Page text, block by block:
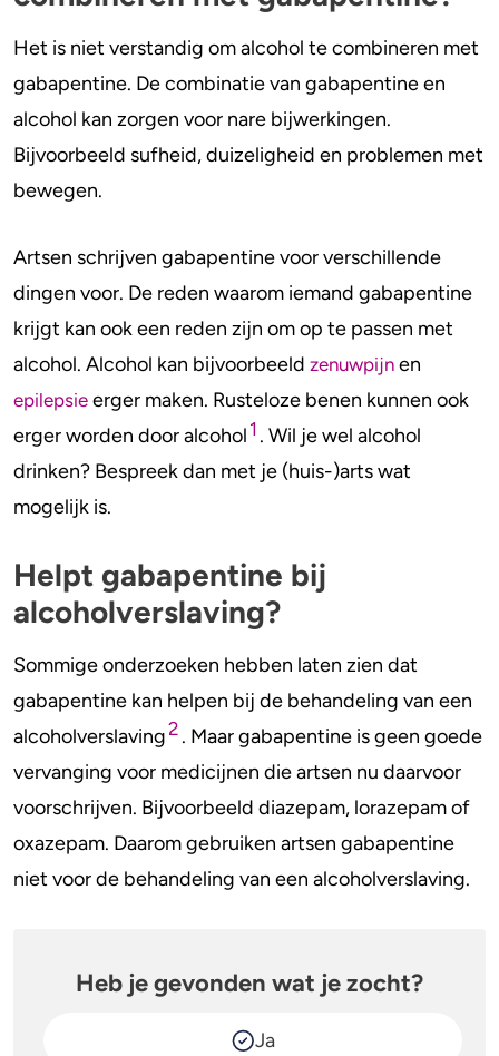
Het is niet verstandig om alcohol te combineren met
gabapentine. De combinatie van gabapentine en
alcohol kan zorgen voor nare bijwerkingen.
Bijvoorbeeld sufheid, duizeligheid en problemen met
bewegen.
Artsen schrijven gabapentine voor verschillende
dingen voor. De reden waarom iemand gabapentine
krijgt kan ook een reden zijn om op te passen met
alcohol. Alcohol kan bijvoorbeeld zenuwpijn en
epilepsie erger maken. Rusteloze benen kunnen ook
erger worden door alcohol 1 . Wil je wel alcohol
drinken? Bespreek dan met je (huis-)arts wat
mogelijk is.
Helpt gabapentine bij
alcoholverslaving?
Sommige onderzoeken hebben laten zien dat
gabapentine kan helpen bij de behandeling van een
alcoholverslaving2 . Maar gabapentine is geen goede
vervanging voor medicijnen die artsen nu daarvoor
voorschrijven. Bijvoorbeeld diazepam, lorazepam of
oxazepam. Daarom gebruiken artsen gabapentine
niet voor de behandeling van een alcoholverslaving.
Heb je gevonden wat je zocht?
Ja